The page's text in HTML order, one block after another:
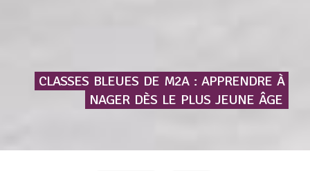
CLASSES BLEUES DE M2A : APPRENDRE À
NAGER DÈS LE PLUS JEUNE ÂGE